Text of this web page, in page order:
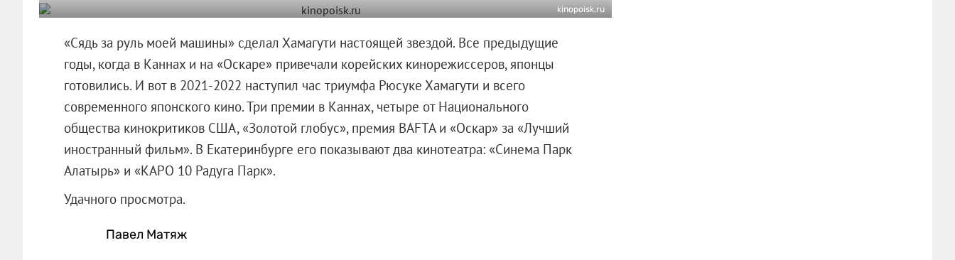
kinopoisk.ru
«Сядь за руль моей машины» сделал Хамагути настоящей звездой. Все предыдущие
годы, когда в Каннах и на «Оскаре» привечали корейских кинорежиссеров, японцы
готовились. И вот в 2021-2022 наступил час триумфа Рюсуке Хамагути и всего
современного японского кино. Три премии в Каннах, четыре от Национального
общества кинокритиков США, «Золотой глобус», премия BAFTA и «Оскар» за «Лучший
иностранный фильм». В Екатеринбурге его показывают два кинотеатра: «Синема Парк
Алатырь» и «КАРО 10 Радуга Парк».
Удачного просмотра.
Павел Матяж